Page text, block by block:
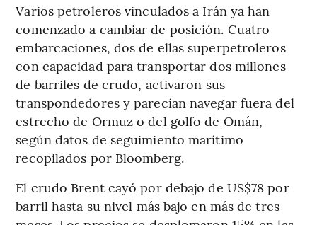
Varios petroleros vinculados a Irán ya han
comenzado a cambiar de posición. Cuatro
embarcaciones, dos de ellas superpetroleros
con capacidad para transportar dos millones
de barriles de crudo, activaron sus
transpondedores y parecían navegar fuera del
estrecho de Ormuz o del golfo de Omán,
según datos de seguimiento marítimo
recopilados por Bloomberg.
El crudo Brent cayó por debajo de US$78 por
barril hasta su nivel más bajo en más de tres